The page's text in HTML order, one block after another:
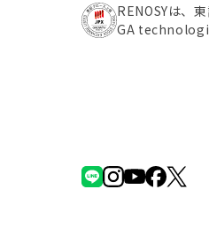
RENOSYは、
GA